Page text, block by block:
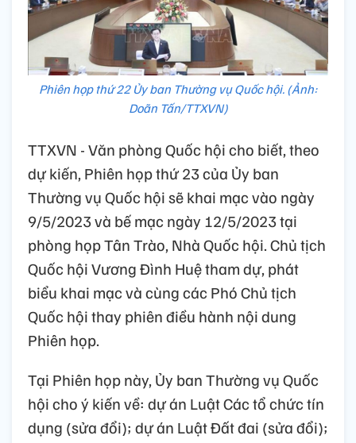
Phiên họp thứ 22 Ủy ban Thường vụ Quốc hội. (Ảnh:
Doãn Tấn/TTXVN)
TTXVN - Văn phòng Quốc hội cho biết, theo
dự kiến, Phiên họp thứ 23 của Ủy ban
Thường vụ Quốc hội sẽ khai mạc vào ngày
9/5/2023 và bế mạc ngày 12/5/2023 tại
phòng họp Tân Trào, Nhà Quốc hội. Chủ tịch
Quốc hội Vương Đình Huệ tham dự, phát
biểu khai mạc và cùng các Phó Chủ tịch
Quốc hội thay phiên điều hành nội dung
Phiên họp.
Tại Phiên họp này, Ủy ban Thường vụ Quốc
hội cho ý kiến về: dự án Luật Các tổ chức tín
dụng (sửa đổi); dự án Luật Đất đai (sửa đổi);